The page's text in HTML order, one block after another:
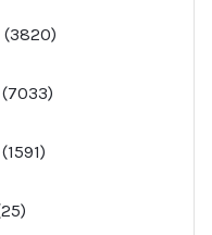
3820
produkter
7033
produkter
1591
produkter
25
produkter